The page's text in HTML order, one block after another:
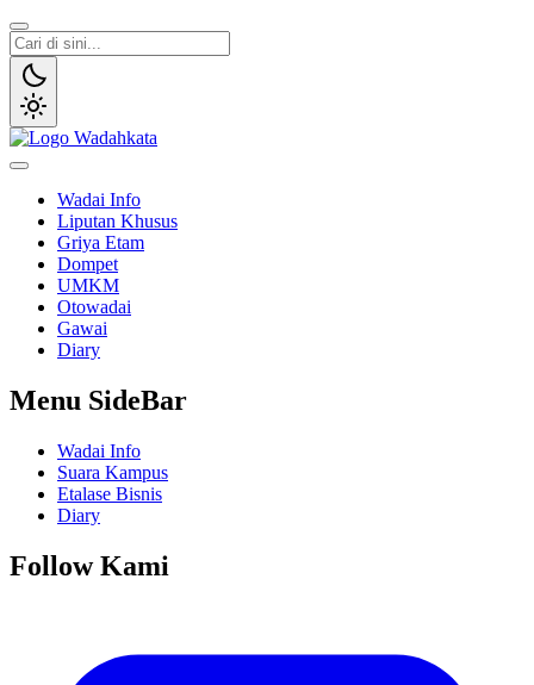
Wadai Info
Liputan Khusus
Griya Etam
Dompet
UMKM
Otowadai
Gawai
Diary
Menu SideBar
Wadai Info
Suara Kampus
Etalase Bisnis
Diary
Follow Kami